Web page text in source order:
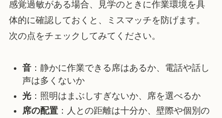
感覚過敏がある場合、見学のときに作業環境を具
体的に確認しておくと、ミスマッチを防げます。
次の点をチェックしてみてください。
音：静かに作業できる席はあるか、電話や話し
声は多くないか
光：照明はまぶしすぎないか、席を選べるか
席の配置：人との距離は十分か、壁際や個別の